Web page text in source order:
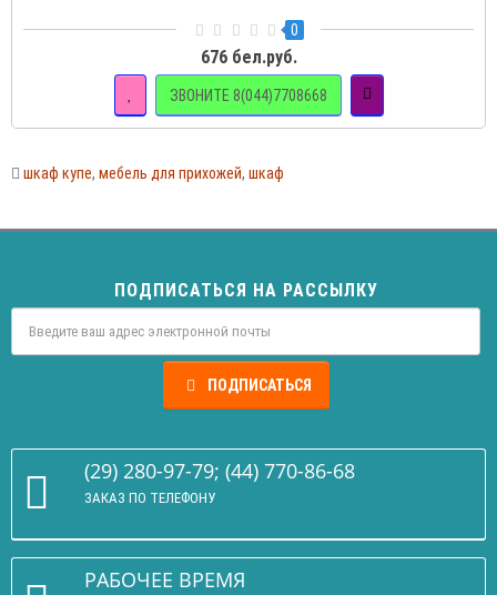
0
676 бел.руб.
ЗВОНИТЕ 8(044)7708668
шкаф купе, мебель для прихожей, шкаф
ПОДПИСАТЬСЯ НА РАССЫЛКУ
ПОДПИСАТЬСЯ
(29) 280-97-79; (44) 770-86-68
ЗАКАЗ ПО ТЕЛЕФОНУ
РАБОЧЕЕ ВРЕМЯ